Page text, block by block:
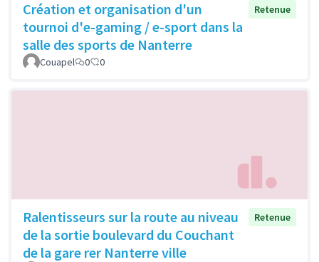
Création et organisation d'un
tournoi d'e-gaming / e-sport dans la
salle des sports de Nanterre
Retenue
Couapel 0 0
Ralentisseurs sur la route au niveau
de la sortie boulevard du Couchant
de la gare rer Nanterre ville
Retenue